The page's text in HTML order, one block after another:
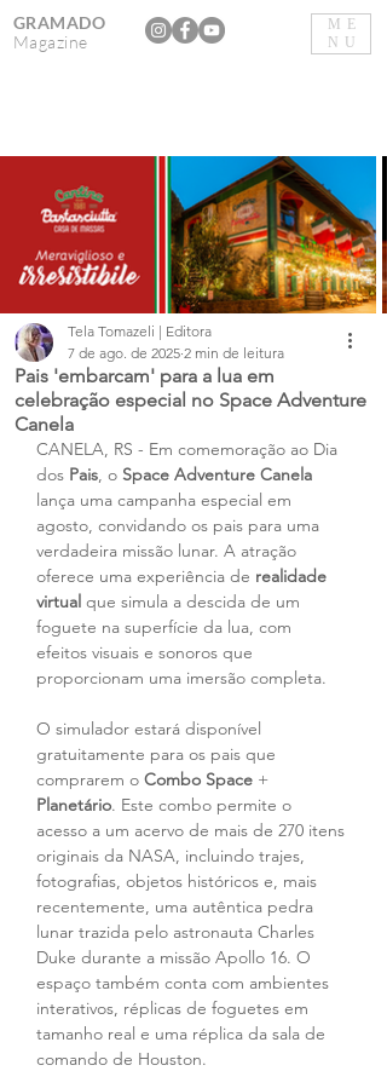
ME
NU
GRAMADO
Magazine
Pais 'embarcam' para a lua em
celebração especial no Space Adventure
Canela
Tela Tomazeli | Editora
7 de ago. de 2025 2 min de leitura
CANELA, RS - Em comemoração ao Dia
dos Pais, o Space Adventure Canela
lança uma campanha especial em
agosto, convidando os pais para uma
verdadeira missão lunar. A atração
oferece uma experiência de realidade
virtual que simula a descida de um
foguete na superfície da lua, com
efeitos visuais e sonoros que
proporcionam uma imersão completa.
O simulador estará disponível
gratuitamente para os pais que
comprarem o Combo Space +
Planetário. Este combo permite o
acesso a um acervo de mais de 270 itens
originais da NASA, incluindo trajes,
fotografias, objetos históricos e, mais
recentemente, uma autêntica pedra
lunar trazida pelo astronauta Charles
Duke durante a missão Apollo 16. O
espaço também conta com ambientes
interativos, réplicas de foguetes em
tamanho real e uma réplica da sala de
comando de Houston.